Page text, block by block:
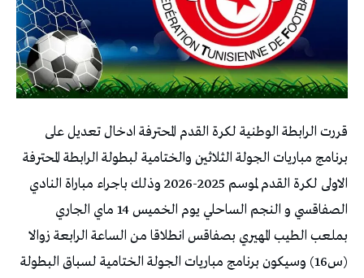
قررت الرابطة الوطنية لكرة القدم المحترفة ادخال تعديل على
برنامج مباريات الجولة الثلاثين والختامية لبطولة الرابطة المحترفة
الاولى لكرة القدم لموسم 2025-2026 وذلك باجراء مباراة النادي
الصفاقسي و النجم الساحلي يوم الخميس 14 ماي الجاري
بملعب الطيب المهيري بصفاقس انطلاقا من الساعة الرابعة زوالا
(س16) وسيكون برنامج مباريات الجولة الختامية لسباق البطولة